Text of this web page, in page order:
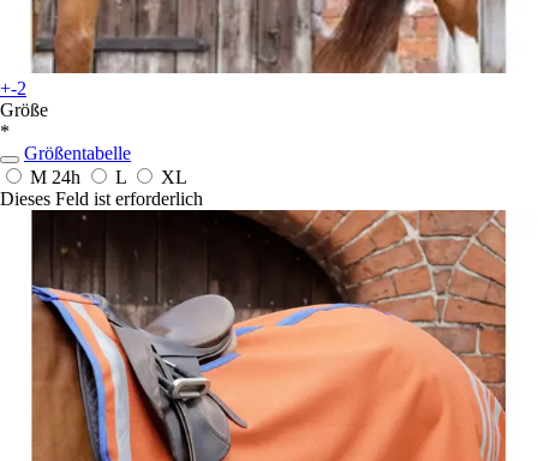
+-2
Größe
*
Größentabelle
M 24h L
XL
Dieses Feld ist erforderlich